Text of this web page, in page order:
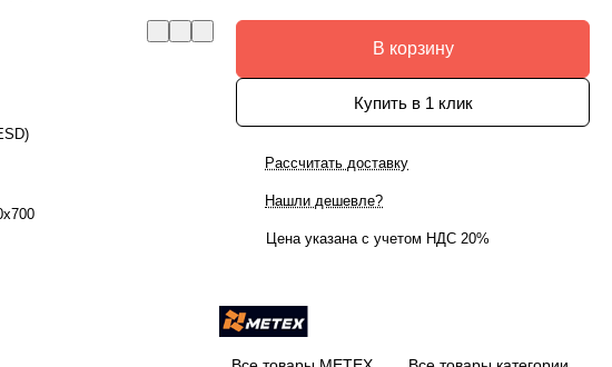
В корзину
Купить в 1 клик
Рассчитать доставку
Нашли дешевле?
Цена указана с учетом НДС 20%